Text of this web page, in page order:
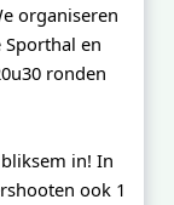
organiseren
en
ronden
in! In
ook 1